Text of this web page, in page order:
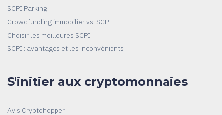
SCPI Parking
Crowdfunding immobilier vs. SCPI
Choisir les meilleures SCPI
SCPI : avantages et les inconvénients
S'initier aux cryptomonnaies
Avis Cryptohopper